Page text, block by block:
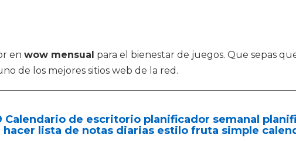
en wow mensual para el bienestar de juegos. Que sepas
de los mejores sitios web de la red.
Calendario de escritorio planificador semanal
hacer lista de notas diarias estilo fruta simple